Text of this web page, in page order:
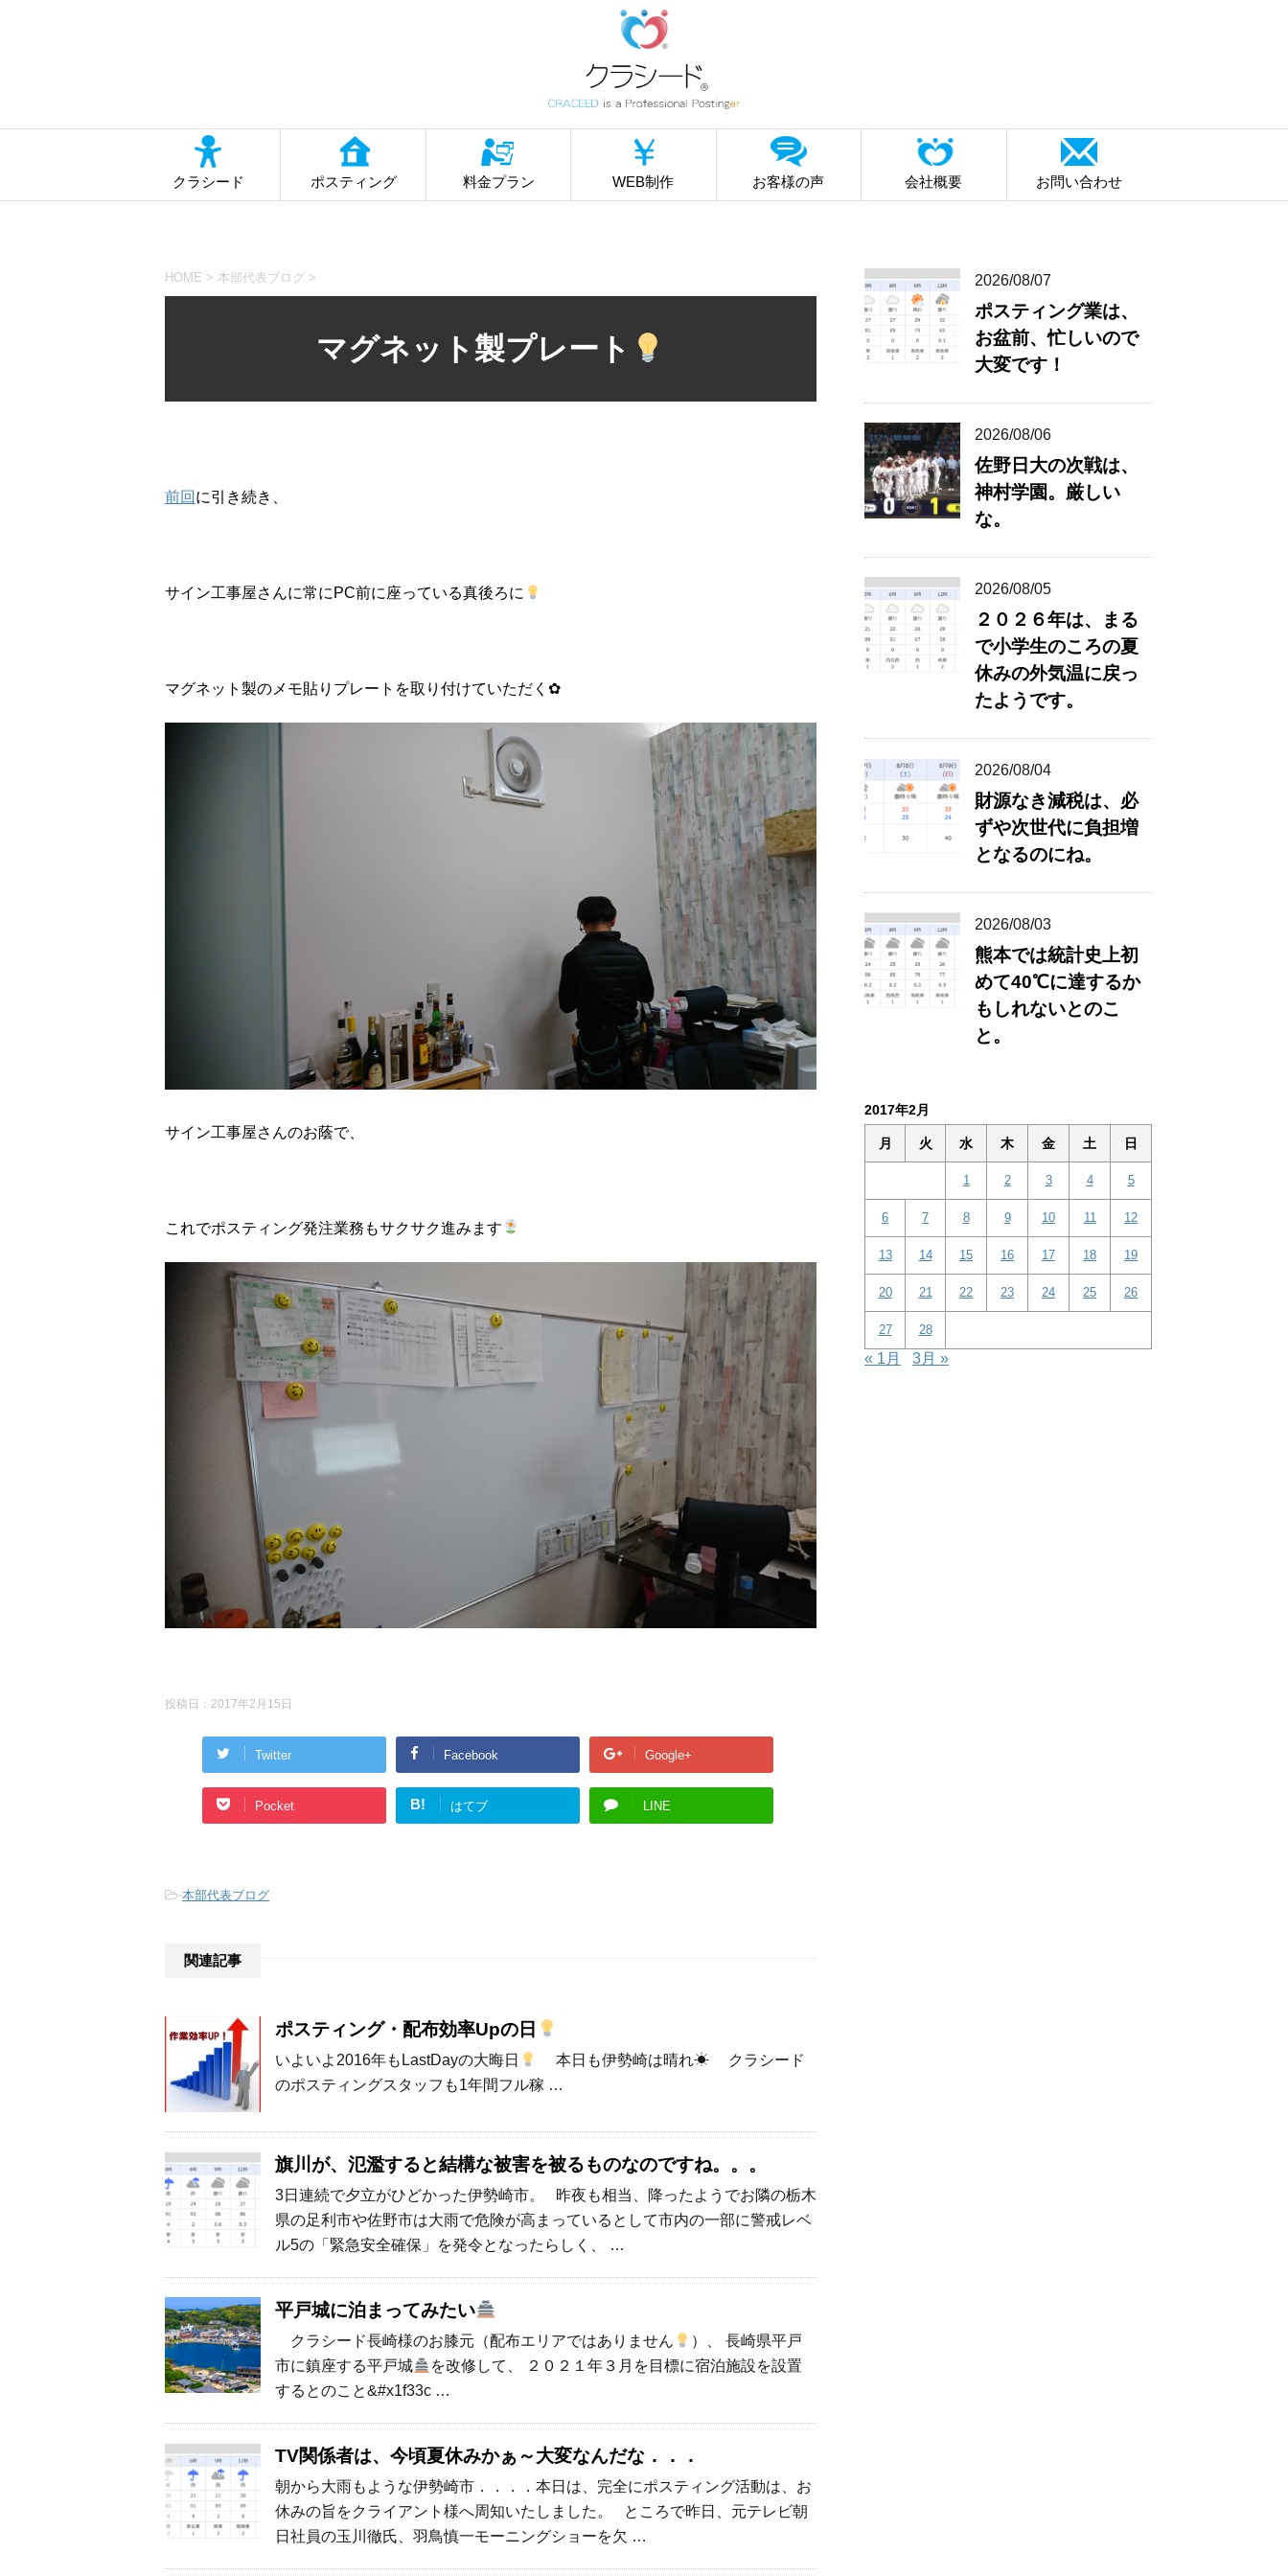
クラシード ポスティング 料金プラン WEB制作 お客様の声 会社概要 お問い合わせ
HOME > 本部代表ブログ >
マグネット製プレート
前回 に引き続き、
サイン工事屋さんに常にPC前に座っている真後ろに
マグネット製のメモ貼りプレートを取り付けていただく✿
サイン工事屋さんのお蔭で、
これでポスティング発注業務もサクサク進みます
投稿日： 2017年2月15日
Twitter Facebook Google+
Pocket B! はてブ LINE
-本部代表ブログ
関連記事
ポスティング・配布効率Upの日
いよいよ2016年もLastDayの大晦日
本日も伊勢崎は晴れ☀ クラシード
のポスティングスタッフも1年間フル稼 …
旗川が、氾濫すると結構な被害を被るものなのですね。。。
3日連続で夕立がひどかった伊勢崎市。 昨夜も相当、降ったようでお隣の栃木
県の足利市や佐野市は大雨で危険が高まっているとして市内の一部に警戒レベ
ル5の「緊急安全確保」を発令となったらしく、 …
平戸城に泊まってみたい
クラシード長崎様のお膝元（配布エリアではありません
）、 長崎県平戸
市に鎮座する平戸城
を改修して、 ２０２１年３月を目標に宿泊施設を設置
するとのこと&#x1f33c …
TV関係者は、今頃夏休みかぁ～大変なんだな．．．
朝から大雨もような伊勢崎市．．．．本日は、完全にポスティング活動は、お
休みの旨をクライアント様へ周知いたしました。 ところで昨日、元テレビ朝
日社員の玉川徹氏、羽鳥慎一モーニングショーを欠 …
2026/08/07
ポスティング業は、
お盆前、忙しいので
大変です！
2026/08/06
佐野日大の次戦は、
神村学園。厳しい
な。
2026/08/05
２０２６年は、まる
で小学生のころの夏
休みの外気温に戻っ
たようです。
2026/08/04
財源なき減税は、必
ずや次世代に負担増
となるのにね。
2026/08/03
熊本では統計史上初
めて40℃に達するか
もしれないとのこ
と。
2017年2月
月 火 水 木 金 土 日
1 2 3 4 5
6 7 8 9 10 11 12
13 14 15 16 17 18 19
20 21 22 23 24 25 26
27 28
« 1月 3月 »